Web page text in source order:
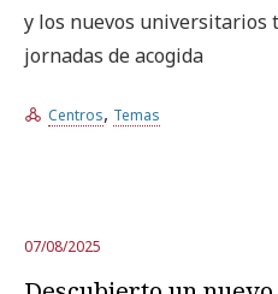
y los nuevos universitarios
jornadas de acogida
Centros, Temas
07/08/2025